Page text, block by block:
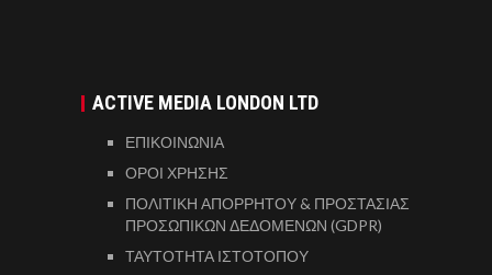
ACTIVE MEDIA LONDON LTD
ΕΠΙΚΟΙΝΩΝΙΑ
ΟΡΟΙ ΧΡΗΣΗΣ
ΠΟΛΙΤΙΚΗ ΑΠΟΡΡΗΤΟΥ & ΠΡΟΣΤΑΣΙΑΣ
ΠΡΟΣΩΠΙΚΩΝ ΔΕΔΟΜΕΝΩΝ (GDPR)
ΤΑΥΤΟΤΗΤΑ ΙΣΤΟΤΟΠΟΥ